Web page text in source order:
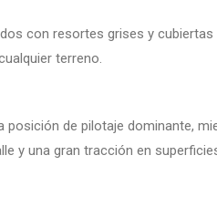
con resortes grises y
terreno.
posición de pilotaje dominante,
y una gran tracción en